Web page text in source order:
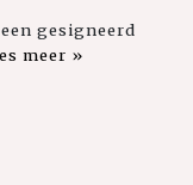
gesigneerd
meer »